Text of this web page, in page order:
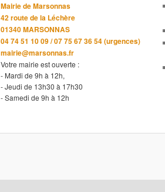
Mairie de Marsonnas
42 route de la Léchère
01340 MARSONNAS
04 74 51 10 09 / 07 75 67 36 54 (urgences)
mairie@marsonnas.fr
Votre mairie est ouverte :
- Mardi de 9h à 12h,
- Jeudi de 13h30 à 17h30
- Samedi de 9h à 12h